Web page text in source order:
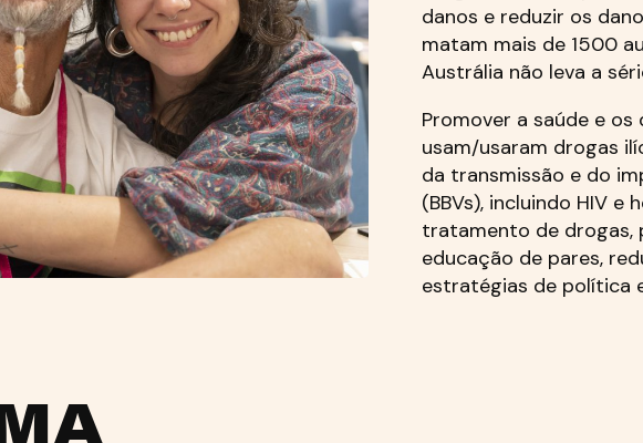
danos e reduzir os
matam mais de 1500
Austrália não leva a
Promover a saúde e
usam/usaram drogas
da transmissão e do
(BBVs), incluindo HIV
tratamento de drogas,
educação de pares,
estratégias de política